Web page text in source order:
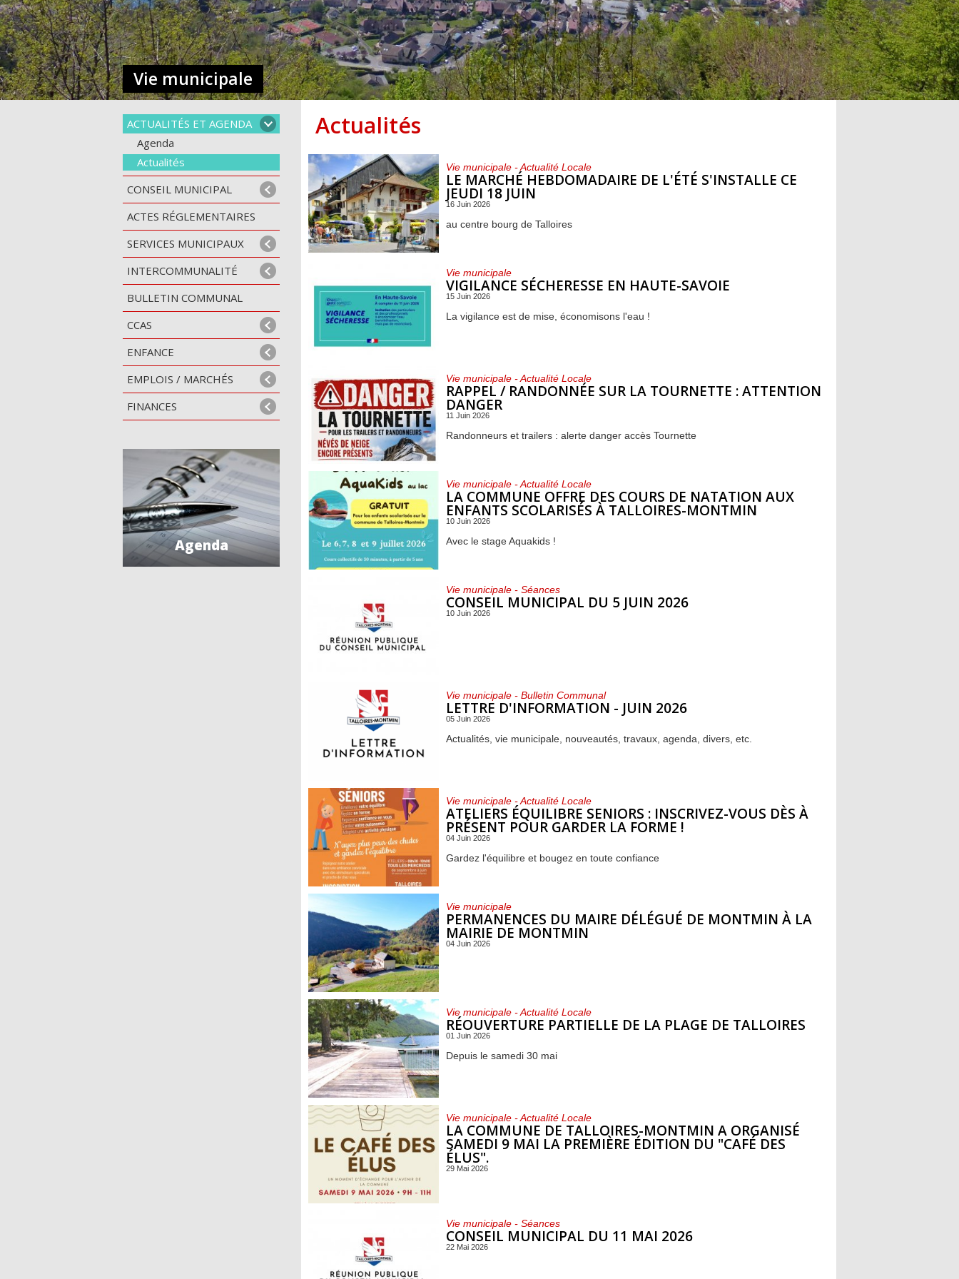
Centre de loisirs et
périscolaire
Mercredis
périscolaire
Vacances scolaires
Subventions
ACTUALITÉS ET AGENDA
Agenda
Actualités
CONSEIL MUNICIPAL
ACTES RÉGLEMENTAIRES
SERVICES MUNICIPAUX
INTERCOMMUNALITÉ
BULLETIN COMMUNAL
CCAS
ENFANCE
EMPLOIS / MARCHÉS
FINANCES
Agenda
Vie municipale
Actualités
Vie municipale - Actualité Locale
LE MARCHÉ HEBDOMADAIRE DE L'ÉTÉ S'INSTALLE CE
JEUDI 18 JUIN
16 Juin 2026
au centre bourg de Talloires
Vie municipale
VIGILANCE SÉCHERESSE EN HAUTE-SAVOIE
15 Juin 2026
La vigilance est de mise, économisons l'eau !
Vie municipale - Actualité Locale
RAPPEL / RANDONNÉE SUR LA TOURNETTE : ATTENTION
DANGER
11 Juin 2026
Randonneurs et trailers : alerte danger accès Tournette
Vie municipale - Actualité Locale
LA COMMUNE OFFRE DES COURS DE NATATION AUX
ENFANTS SCOLARISÉS À TALLOIRES-MONTMIN
10 Juin 2026
Avec le stage Aquakids !
Vie municipale - Séances
CONSEIL MUNICIPAL DU 5 JUIN 2026
10 Juin 2026
Vie municipale - Bulletin Communal
LETTRE D'INFORMATION - JUIN 2026
05 Juin 2026
Actualités, vie municipale, nouveautés, travaux, agenda, divers, etc.
Vie municipale - Actualité Locale
ATELIERS ÉQUILIBRE SENIORS : INSCRIVEZ-VOUS DÈS À
PRÉSENT POUR GARDER LA FORME !
04 Juin 2026
Gardez l'équilibre et bougez en toute confiance
Vie municipale
PERMANENCES DU MAIRE DÉLÉGUÉ DE MONTMIN À LA
MAIRIE DE MONTMIN
04 Juin 2026
Vie municipale - Actualité Locale
RÉOUVERTURE PARTIELLE DE LA PLAGE DE TALLOIRES
01 Juin 2026
Depuis le samedi 30 mai
Vie municipale - Actualité Locale
LA COMMUNE DE TALLOIRES-MONTMIN A ORGANISÉ
SAMEDI 9 MAI LA PREMIÈRE ÉDITION DU "CAFÉ DES
ÉLUS".
29 Mai 2026
Vie municipale - Séances
CONSEIL MUNICIPAL DU 11 MAI 2026
22 Mai 2026